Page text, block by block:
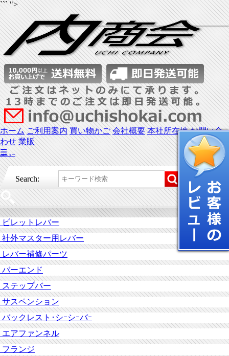
``` ">
ホーム ご利用案内 買い物かご 会社概要 本社所在地 お問い合
わせ 業販
☰
メニュー
Search:
ビレットレバー
社外マスター用レバー
レバー補修パーツ
バーエンド
ステップバー
サスペンション
バックレスト･シｰシｰバｰ
エアファンネル
フランジ